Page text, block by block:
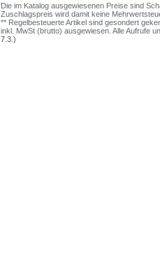
Die im Katalog ausgewiesenen Preise sind
Zuschlagspreis wird damit keine
** Regelbesteuerte Artikel sind gesondert
inkl. MwSt (brutto) ausgewiesen. Alle Aufrufe
7.3.)